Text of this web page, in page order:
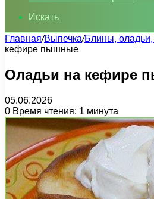
Искать
Главная/Выпечка/Блины,
кефире пышные
Оладьи на кефире
05.06.2026
0 Время чтения: 1 минута